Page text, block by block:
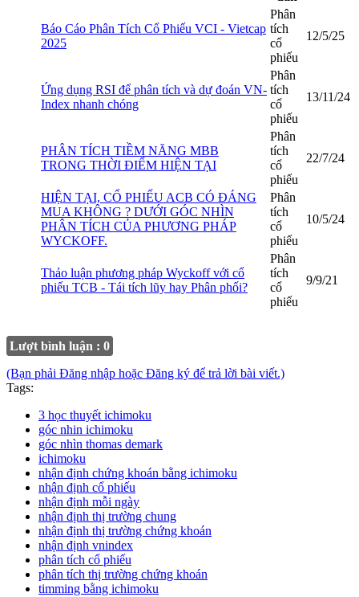
Báo Cáo Phân Tích Cổ Phiếu VCI - Vietcap
2025
Phân
tích
cổ
phiếu
12/5/25
Ứng dụng RSI để phân tích và dự đoán VN-
Index nhanh chóng
Phân
tích
cổ
phiếu
13/11/24
PHÂN TÍCH TIỀM NĂNG MBB
TRONG THỜI ĐIỂM HIỆN TẠI
Phân
tích
cổ
phiếu
22/7/24
HIỆN TẠI, CỔ PHIẾU ACB CÓ ĐÁNG
MUA KHÔNG ? DƯỚI GÓC NHÌN
PHÂN TÍCH CỦA PHƯƠNG PHÁP
WYCKOFF.
Phân
tích
cổ
phiếu
10/5/24
Thảo luận phương pháp Wyckoff với cổ
phiếu TCB - Tái tích lũy hay Phân phối?
Phân
tích
cổ
phiếu
9/9/21
Lượt bình luận : 0
(Bạn phải Đăng nhập hoặc Đăng ký để trả lời bài viết.)
Tags:
3 học thuyết ichimoku
góc nhin ichimoku
góc nhìn thomas demark
ichimoku
nhận định chứng khoán bằng ichimoku
nhận định cổ phiếu
nhận định mỗi ngày
nhận định thị trường chung
nhận định thị trường chứng khoán
nhận định vnindex
phân tích cổ phiếu
phân tích thị trường chứng khoán
timming bằng ichimoku